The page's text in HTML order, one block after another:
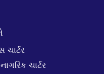
ચાર્ટર
ચાર્ટર